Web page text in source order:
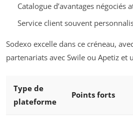
Catalogue d’avantages négociés
Service client souvent
Sodexo excelle dans ce créneau,
partenariats avec Swile ou Apetiz et
Type de
plateforme
Points forts